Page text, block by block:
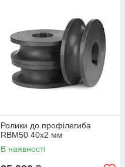
Ролики до профілегиба
RBM50 40х2 мм
В наявності